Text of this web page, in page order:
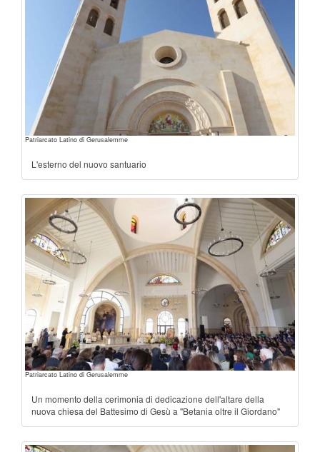
Patriarcato Latino di Gerusalemme
L'esterno del nuovo santuario
Patriarcato Latino di Gerusalemme
Un momento della cerimonia di dedicazione dell'altare della
nuova chiesa del Battesimo di Gesù a "Betania oltre il Giordano"